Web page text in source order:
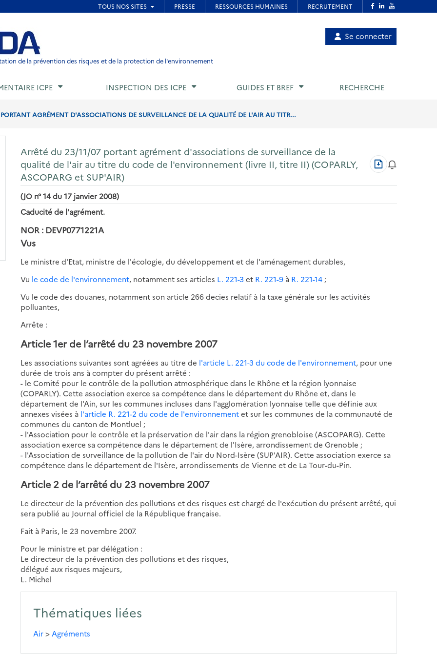
de page
de la prévention des risques et de la protection de l'environnement
Menu
utilisateur
Se connecter
ICPE INSPECTION DES ICPE GUIDES ET BREF RECHERCHE
AGRÉMENT D'ASSOCIATIONS DE SURVEILLANCE DE LA QUALITÉ DE L'AIR AU TITR...
Arrêté du 23/11/07 portant agrément d'associations de surveillance de la
qualité de l'air au titre du code de l'environnement (livre II, titre II) (COPARLY,
ASCOPARG et SUP'AIR)
Télécharger
au
(JO n° 14 du 17 janvier 2008)
Caducité de l'agrément.
NOR : DEVP0771221A
Vus
Le ministre d'Etat, ministre de l'écologie, du développement et de l'aménagement durables,
Vu le code de l'environnement, notamment ses articles L. 221-3 et R. 221-9 à R. 221-14 ;
Vu le code des douanes, notamment son article 266 decies relatif à la taxe générale sur les activités
polluantes,
Arrête :
Article 1er de l’arrêté du 23 novembre 2007
Les associations suivantes sont agréées au titre de l'article L. 221-3 du code de l'environnement, pour une
durée de trois ans à compter du présent arrêté :
- le Comité pour le contrôle de la pollution atmosphérique dans le Rhône et la région lyonnaise
(COPARLY). Cette association exerce sa compétence dans le département du Rhône et, dans le
département de l'Ain, sur les communes incluses dans l'agglomération lyonnaise telle que définie aux
annexes visées à l'article R. 221-2 du code de l'environnementet sur les communes de la communauté de
communes du canton de Montluel ;
- l'Association pour le contrôle et la préservation de l'air dans la région grenobloise (ASCOPARG). Cette
association exerce sa compétence dans le département de l'Isère, arrondissement de Grenoble ;
- l'Association de surveillance de la pollution de l'air du Nord-Isère (SUP'AIR). Cette association exerce sa
compétence dans le département de l'Isère, arrondissements de Vienne et de La Tour-du-Pin.
Article 2 de l’arrêté du 23 novembre 2007
Le directeur de la prévention des pollutions et des risques est chargé de l'exécution du présent arrêté, qui
sera publié au Journal officiel de la République française.
Fait à Paris, le 23 novembre 2007.
Pour le ministre et par délégation :
Le directeur de la prévention des pollutions et des risques,
délégué aux risques majeurs,
L. Michel
Thématiques liées
Air> Agréments